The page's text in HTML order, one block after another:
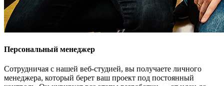
Персональный менеджер
Сотрудничая с нашей веб-студией, вы получаете личного
менеджера, который берет ваш проект под постоянный